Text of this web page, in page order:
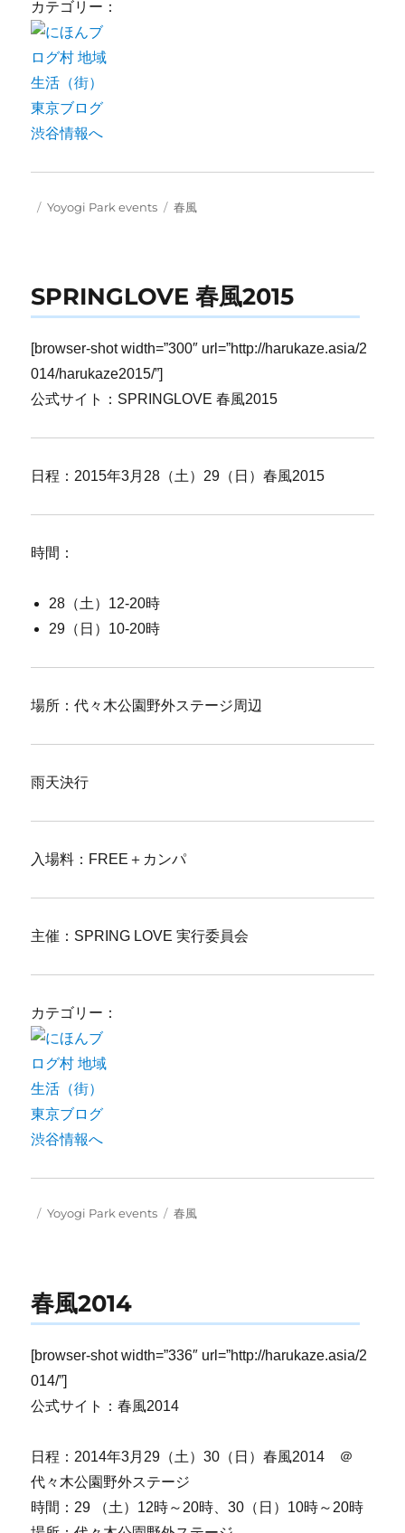
カテゴリー：
Posted
Categories
Yoyogi Park events Tags
春風
SPRINGLOVE 春風2015
[browser-shot width=”300″ url=”http://harukaze.asia/2
014/harukaze2015/”]
公式サイト：SPRINGLOVE 春風2015
日程：2015年3月28（土）29（日）春風2015
時間：
28（土）12-20時
29（日）10-20時
場所：代々木公園野外ステージ周辺
雨天決行
入場料：FREE＋カンパ
主催：SPRING LOVE 実行委員会
カテゴリー：
Posted
Categories
Yoyogi Park events Tags
春風
春風2014
[browser-shot width=”336″ url=”http://harukaze.asia/2
014/”]
公式サイト：春風2014
日程：2014年3月29（土）30（日）春風2014 ＠
代々木公園野外ステージ
時間：29 （土）12時～20時、30（日）10時～20時